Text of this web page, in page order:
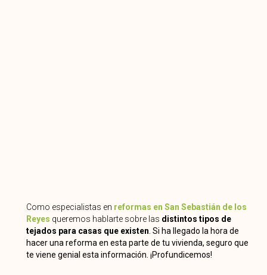
Como especialistas en reformas en San Sebastián de los
Reyes queremos hablarte sobre las distintos tipos de
tejados para casas que existen . Si ha llegado la hora de
hacer una reforma en esta parte de tu vivienda, seguro que
te viene genial esta información. ¡Profundicemos!